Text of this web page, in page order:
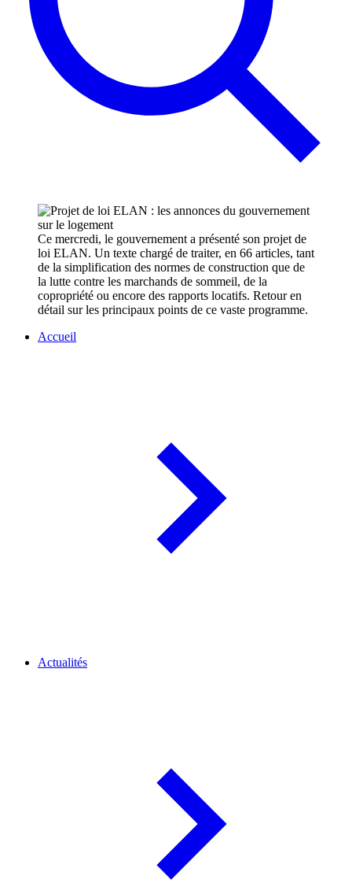
Ce mercredi, le gouvernement a présenté son projet de
loi ELAN. Un texte chargé de traiter, en 66 articles, tant
de la simplification des normes de construction que de
la lutte contre les marchands de sommeil, de la
copropriété ou encore des rapports locatifs. Retour en
détail sur les principaux points de ce vaste programme.
Accueil
Actualités